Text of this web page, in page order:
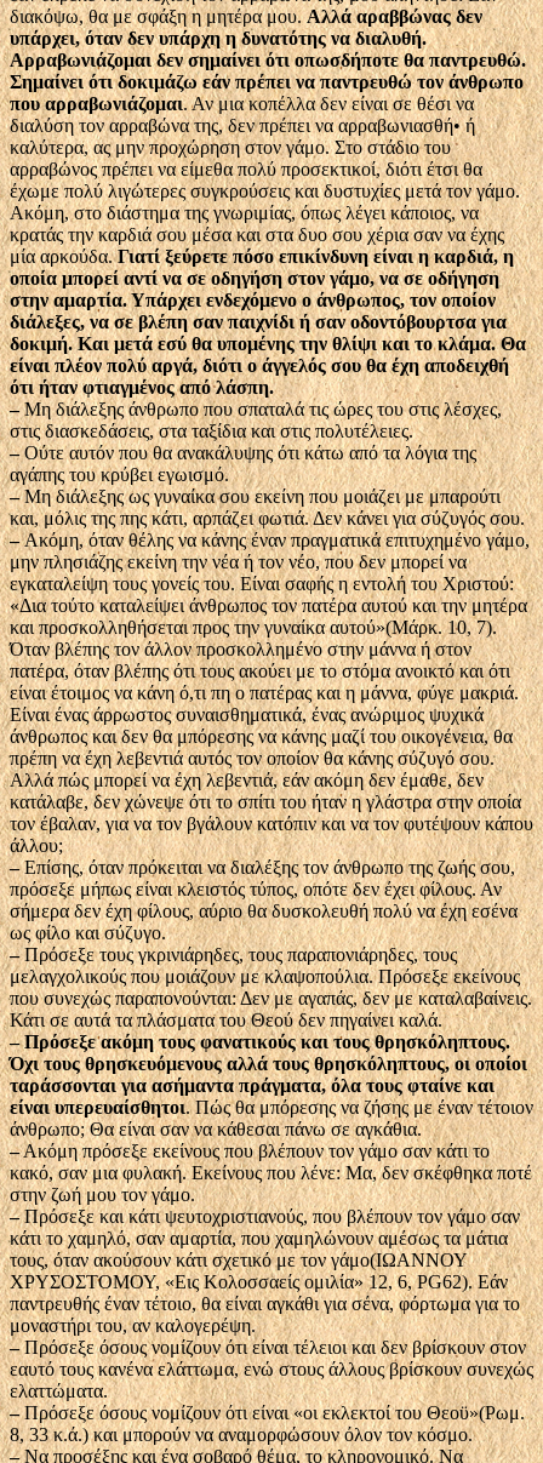
διακόψω, θα με σφάξη η μητέρα μου.Αλλά αραββώνας δεν
υπάρχει, όταν δεν υπάρχη η δυνατότης να διαλυθή.
Αρραβωνιάζομαι δεν σημαίνει ότι οπωσδήποτε θα παντρευθώ.
Σημαίνει ότι δοκιμάζω εάν πρέπει να παντρευθώ τον άνθρωπο
που αρραβωνιάζομαι. Αν μια κοπέλλα δεν είναι σε θέσι να
διαλύση τον αρραβώνα της, δεν πρέπει να αρραβωνιασθή• ή
καλύτερα, ας μην προχώρηση στον γάμο. Στο στάδιο του
αρραβώνος πρέπει να είμεθα πολύ προσεκτικοί, διότι έτσι θα
έχωμε πολύ λιγώτερες συγκρούσεις και δυστυχίες μετά τον γάμο.
Ακόμη, στο διάστημα της γνωριμίας, όπως λέγει κάποιος, να
κρατάς την καρδιά σου μέσα και στα δυο σου χέρια σαν να έχης
μία αρκούδα.Γιατί ξεύρετε πόσο επικίνδυνη είναι η καρδιά, η
οποία μπορεί αντί να σε οδηγήση στον γάμο, να σε οδήγηση
στην αμαρτία. Υπάρχει ενδεχόμενο ο άνθρωπος, τον οποίον
διάλεξες, να σε βλέπη σαν παιχνίδι ή σαν οδοντόβουρτσα για
δοκιμή. Και μετά εσύ θα υπομένης την θλίψι και το κλάμα. Θα
είναι πλέον πολύ αργά, διότι ο άγγελός σου θα έχη αποδειχθή
ότι ήταν φτιαγμένος από λάσπη.
–Μη διάλεξης άνθρωπο που σπαταλά τις ώρες του στις λέσχες,
στις διασκεδάσεις, στα ταξίδια και στις πολυτέλειες.
–Ούτε αυτόν που θα ανακάλυψης ότι κάτω από τα λόγια της
αγάπης του κρύβει εγωισμό.
–Μη διάλεξης ως γυναίκα σου εκείνη που μοιάζει με μπαρούτι
και, μόλις της πης κάτι, αρπάζει φωτιά. Δεν κάνει για σύζυγός σου.
–Ακόμη, όταν θέλης να κάνης έναν πραγματικά επιτυχημένο γάμο,
μην πλησιάζης εκείνη την νέα ή τον νέο, που δεν μπορεί να
εγκαταλείψη τους γονείς του. Είναι σαφής η εντολή του Χριστού:
«Δια τούτο καταλείψει άνθρωπος τον πατέρα αυτού και την μητέρα
και προσκολληθήσεται προς την γυναίκα αυτού»(Μάρκ. 10, 7).
Όταν βλέπης τον άλλον προσκολλημένο στην μάννα ή στον
πατέρα, όταν βλέπης ότι τους ακούει με το στόμα ανοικτό και ότι
είναι έτοιμος να κάνη ό,τι πη ο πατέρας και η μάννα, φύγε μακριά.
Είναι ένας άρρωστος συναισθηματικά, ένας ανώριμος ψυχικά
άνθρωπος και δεν θα μπόρεσης να κάνης μαζί του οικογένεια, θα
πρέπη να έχη λεβεντιά αυτός τον οποίον θα κάνης σύζυγό σου.
Αλλά πώς μπορεί να έχη λεβεντιά, εάν ακόμη δεν έμαθε, δεν
κατάλαβε, δεν χώνεψε ότι το σπίτι του ήταν η γλάστρα στην οποία
τον έβαλαν, για να τον βγάλουν κατόπιν και να τον φυτέψουν κάπου
άλλου;
–Επίσης, όταν πρόκειται να διαλέξης τον άνθρωπο της ζωής σου,
πρόσεξε μήπως είναι κλειστός τύπος, οπότε δεν έχει φίλους. Αν
σήμερα δεν έχη φίλους, αύριο θα δυσκολευθή πολύ να έχη εσένα
ως φίλο και σύζυγο.
–Πρόσεξε τους γκρινιάρηδες, τους παραπονιάρηδες, τους
μελαγχολικούς που μοιάζουν με κλαψοπούλια. Πρόσεξε εκείνους
που συνεχώς παραπονούνται: Δεν με αγαπάς, δεν με καταλαβαίνεις.
Κάτι σε αυτά τα πλάσματα του Θεού δεν πηγαίνει καλά.
– Πρόσεξε ακόμη τους φανατικούς και τους θρησκόληπτους.
Όχι τους θρησκευόμενους αλλά τους θρησκόληπτους, οι οποίοι
ταράσσονται για ασήμαντα πράγματα, όλα τους φταίνε και
είναι υπερευαίσθητοι. Πώς θα μπόρεσης να ζήσης με έναν τέτοιον
άνθρωπο; Θα είναι σαν να κάθεσαι πάνω σε αγκάθια.
–Ακόμη πρόσεξε εκείνους που βλέπουν τον γάμο σαν κάτι το
κακό, σαν μια φυλακή. Εκείνους που λένε: Μα, δεν σκέφθηκα ποτέ
στην ζωή μου τον γάμο.
–Πρόσεξε και κάτι ψευτοχριστιανούς, που βλέπουν τον γάμο σαν
κάτι το χαμηλό, σαν αμαρτία, που χαμηλώνουν αμέσως τα μάτια
τους, όταν ακούσουν κάτι σχετικό με τον γάμο(ΙΩΑΝΝΟΥ
ΧΡΥΣΟΣΤΟΜΟΥ, «Εις Κολοσσαείς ομιλία» 12, 6, PG62). Εάν
παντρευθής έναν τέτοιο, θα είναι αγκάθι για σένα, φόρτωμα για το
μοναστήρι του, αν καλογερέψη.
–Πρόσεξε όσους νομίζουν ότι είναι τέλειοι και δεν βρίσκουν στον
εαυτό τους κανένα ελάττωμα, ενώ στους άλλους βρίσκουν συνεχώς
ελαττώματα.
–Πρόσεξε όσους νομίζουν ότι είναι «οι εκλεκτοί του Θεοϋ»(Ρωμ.
8, 33 κ.ά.) και μπορούν να αναμορφώσουν όλον τον κόσμο.
–Να προσέξης και ένα σοβαρό θέμα, το κληρονομικό. Να